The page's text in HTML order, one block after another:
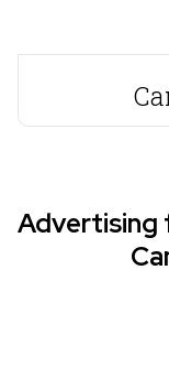
Advertising